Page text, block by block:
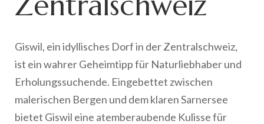
Giswil, ein idyllisches Dorf in der Zentralschweiz,
ist ein wahrer Geheimtipp für Naturliebhaber und
Erholungssuchende. Eingebettet zwischen
malerischen Bergen und dem klaren Sarnersee
bietet Giswil eine atemberaubende Kulisse für